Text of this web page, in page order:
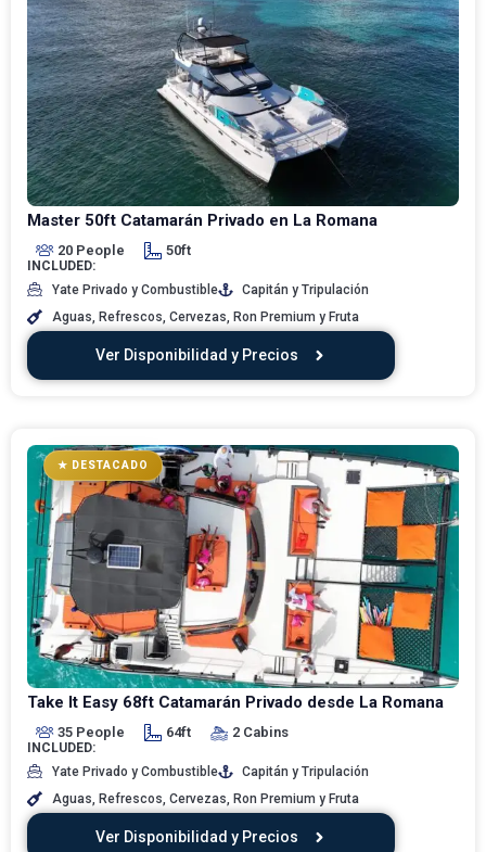
Master 50ft Catamarán Privado en La Romana
20 People 50ft
INCLUDED:
Yate Privado y Combustible
Capitán y Tripulación
Aguas, Refrescos, Cervezas, Ron Premium y Fruta
Ver Disponibilidad y Precios
★ DESTACADO
Take It Easy 68ft Catamarán Privado desde La Romana
35 People 64ft 2 Cabins
INCLUDED:
Yate Privado y Combustible
Capitán y Tripulación
Aguas, Refrescos, Cervezas, Ron Premium y Fruta
Ver Disponibilidad y Precios